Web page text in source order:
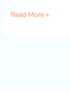
Read More »